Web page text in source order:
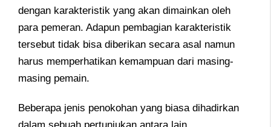
dengan karakteristik yang akan dimainkan oleh
para pemeran. Adapun pembagian karakteristik
tersebut tidak bisa diberikan secara asal namun
harus memperhatikan kemampuan dari masing-
masing pemain.
Beberapa jenis penokohan yang biasa dihadirkan